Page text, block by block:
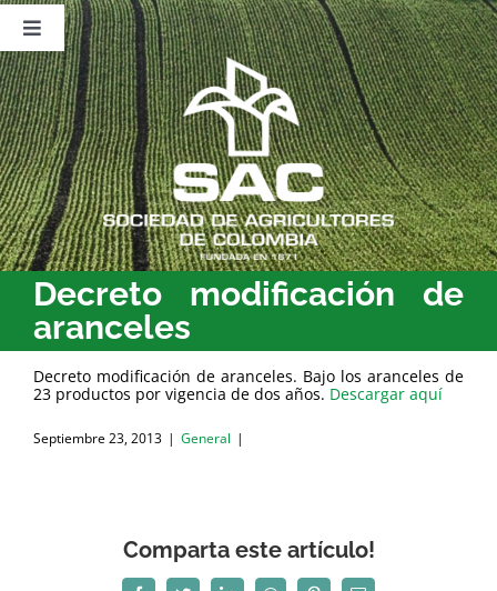
Saltar
contenido
Toggle
Navigation
Nosotros
Publicaciones
Sala de Prensa
Eventos
Decreto modificación de
aranceles
Decreto modificación de aranceles. Bajo los aranceles de
23 productos por vigencia de dos años. Descargar aquí
Septiembre 23, 2013 | General |
Comparta este artículo!